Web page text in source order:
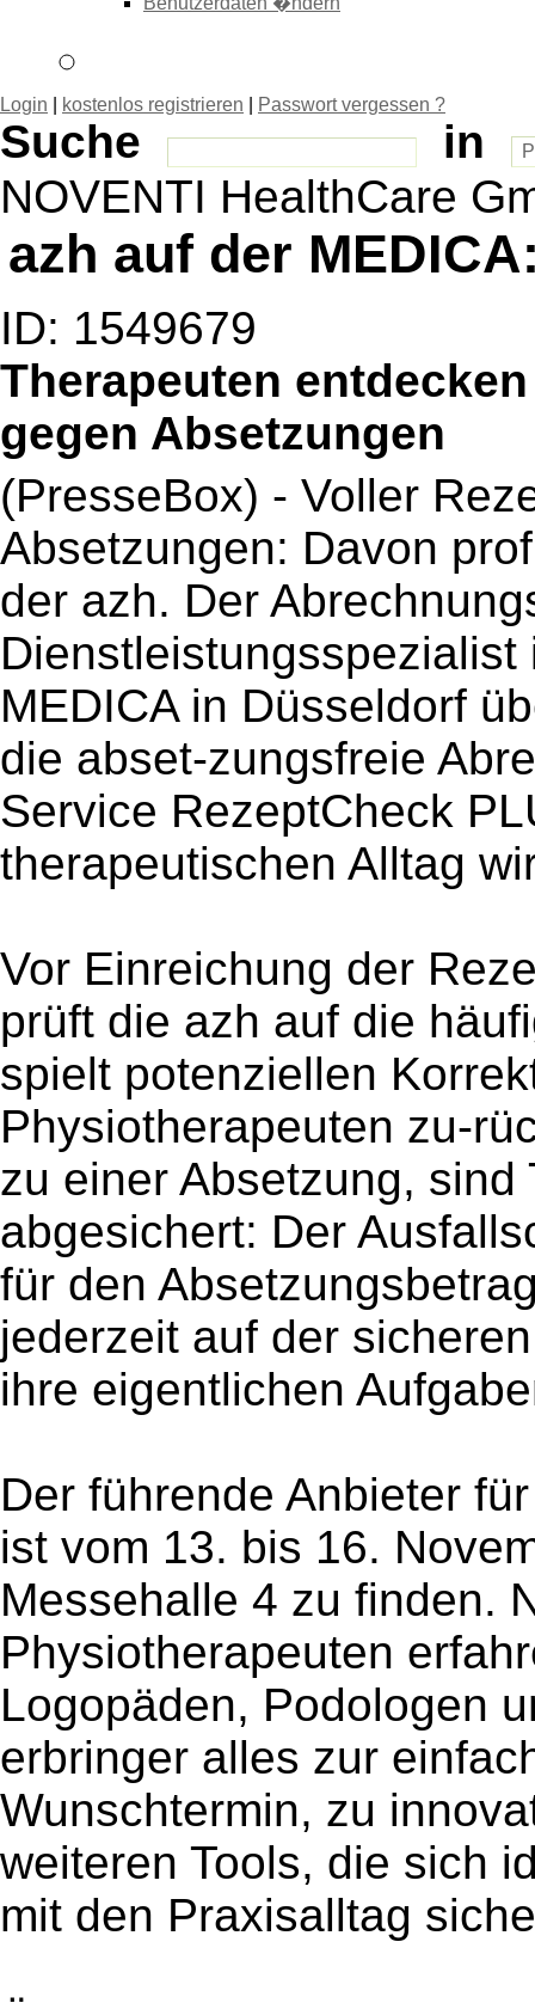
Login kostenlos registrieren Passwort vergessen ?
Suche
in
NOVENTI HealthCare
azh auf der
ID: 1549679
Therapeuten
gegen Absetzungen
(PresseBox) - Voller
Absetzungen: Davon
der azh. Der
MEDICA in Düsseldorf
die abset-zungsfreie
Service RezeptCheck
therapeutischen Alltag
Vor Einreichung der
prüft die azh auf die
spielt potenziellen
Physiotherapeuten zu-
zu einer Absetzung,
abgesichert: Der
für den
jederzeit auf der
ihre eigentlichen
Der führende Anbieter
ist vom 13. bis 16.
Messehalle 4 zu finden.
Physiotherapeuten
Logopäden, Podologen
erbringer alles zur
Wunschtermin, zu
weiteren Tools, die sich
mit den Praxisalltag